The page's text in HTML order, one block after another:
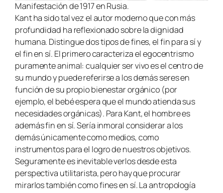
Manifestación de 1917 en Rusia.
Kant ha sido tal vez el autor moderno que con más
profundidad ha reflexionado sobre la dignidad
humana. Distingue dos tipos de fines, el fin para sí y
el fin en sí. El primero caracteriza el egocentrismo
puramente animal: cualquier ser vivo es el centro de
su mundo y puede referirse a los demás seres en
función de su propio bienestar orgánico (por
ejemplo, el bebé espera que el mundo atienda sus
necesidades orgánicas). Para Kant, el hombre es
además fin en sí. Sería inmoral considerar a los
demás únicamente como medios, como
instrumentos para el logro de nuestros objetivos.
Seguramente es inevitable verlos desde esta
perspectiva utilitarista, pero hay que procurar
mirarlos también como fines en sí. La antropología